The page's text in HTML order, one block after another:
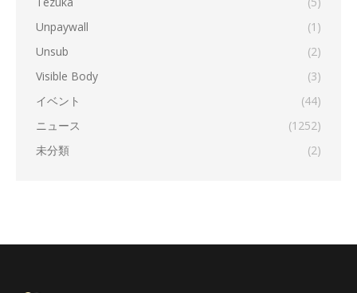
Unpaywall
(1)
Unsub
(2)
Visible Body
(3)
イベント
(44)
ニュース
(1252)
未分類
(2)